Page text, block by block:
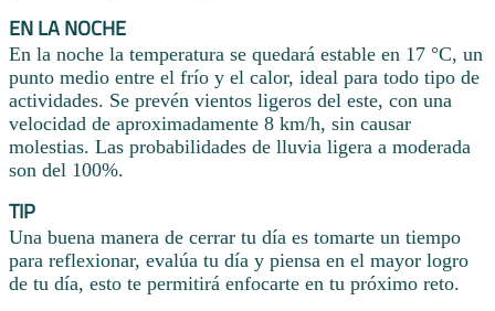
EN LA NOCHE
En la noche la temperatura se quedará estable en 17 °C, un
punto medio entre el frío y el calor, ideal para todo tipo de
actividades. Se prevén vientos ligeros del este, con una
velocidad de aproximadamente 8 km/h, sin causar
molestias. Las probabilidades de lluvia ligera a moderada
son del 100%.
TIP
Una buena manera de cerrar tu día es tomarte un tiempo
para reflexionar, evalúa tu día y piensa en el mayor logro
de tu día, esto te permitirá enfocarte en tu próximo reto.